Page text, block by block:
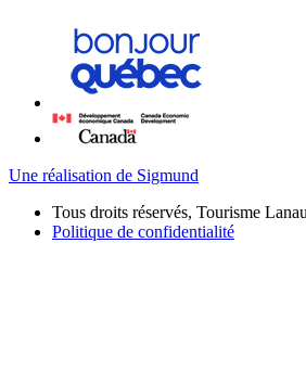
Une réalisation de Sigmund
Tous droits réservés, Tourisme
Politique de confidentialité